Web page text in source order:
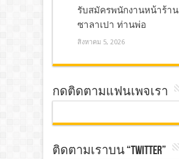
รับสมัครพนักงานหน้าร้าน
ซาลาเปา ท่านพ่อ
สิงหาคม 5, 2026
กดติดตามแฟนเพจเรา
ติดตามเราบน “TWITTER”